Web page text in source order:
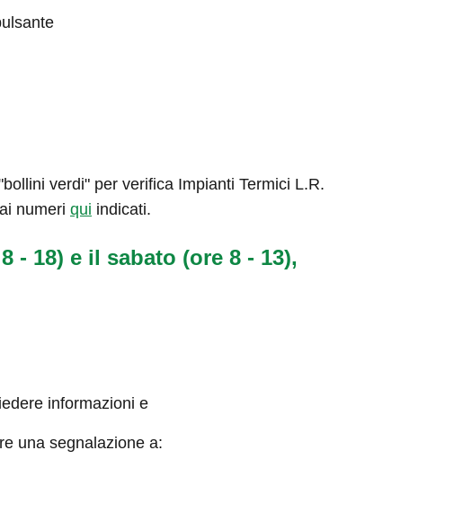
verdi" per verifica Impianti Termici L.R.
numeri qui indicati.
18) e il sabato (ore 8 - 13),
informazioni e
una segnalazione a: